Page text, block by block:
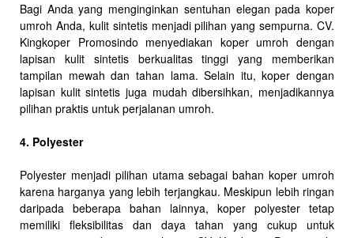
Bagi Anda yang menginginkan sentuhan elegan pada koper
umroh Anda, kulit sintetis menjadi pilihan yang sempurna. CV.
Kingkoper Promosindo menyediakan koper umroh dengan
lapisan kulit sintetis berkualitas tinggi yang memberikan
tampilan mewah dan tahan lama. Selain itu, koper dengan
lapisan kulit sintetis juga mudah dibersihkan, menjadikannya
pilihan praktis untuk perjalanan umroh.
4. Polyester
Polyester menjadi pilihan utama sebagai bahan koper umroh
karena harganya yang lebih terjangkau. Meskipun lebih ringan
daripada beberapa bahan lainnya, koper polyester tetap
memiliki fleksibilitas dan daya tahan yang cukup untuk